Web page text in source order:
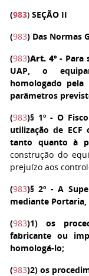
(983) SEÇÃO II
(983) Das Normas
(983)Art. 4º- Para
UAP, o
homologado pela
parâmetros
(983)§ 1º - O
utilização de
tanto quanto à
construção do
prejuízo aos
(983)§ 2º - A
mediante
(983)1) os
fabricante ou
homologá-lo;
(983)2) os